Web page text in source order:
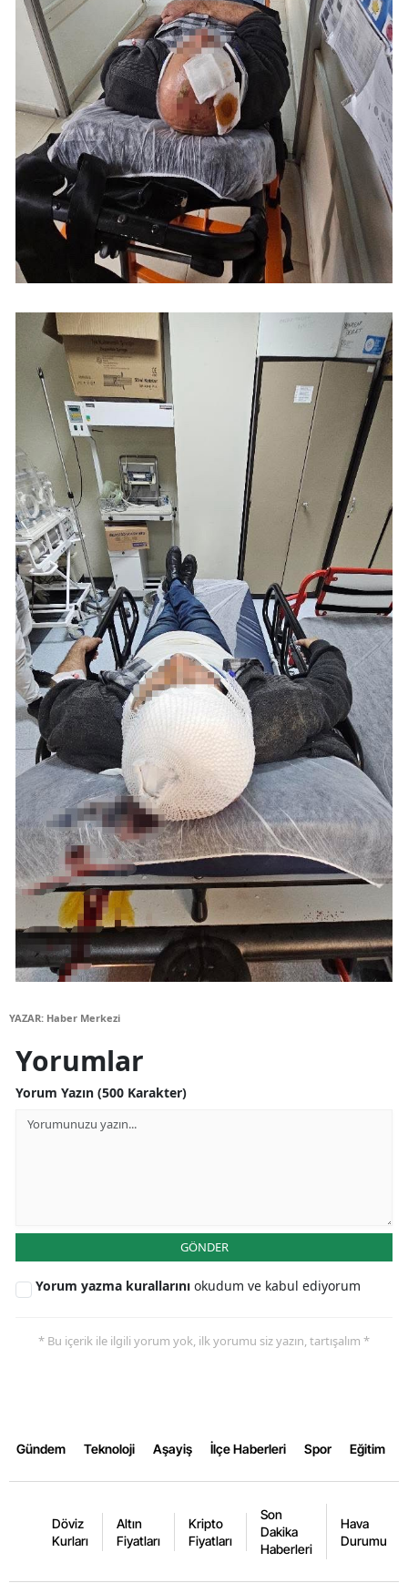
Manisa
Kahramanmaraş
Mardin
Muğla
Muş
Nevşehir
Niğde
Ordu
Rize
Sakarya
Samsun
Sinop
Sivas
Tekirdağ
Tokat
Trabzon
Tunceli
Şanlıurfa
Uşak
Van
Yozgat
Zonguldak
Aksaray
Bayburt
Karaman
Kırıkkale
Kilis
YAZAR: Haber Merkezi
Yorumlar
Yorum Yazın (500 Karakter)
GÖNDER
Yorum yazma kurallarını okudum ve kabul ediyorum
* Bu içerik ile ilgili yorum yok, ilk yorumu siz yazın, tartışalım *
Gündem Teknoloji Aşayiş İlçe Haberleri Spor Eğitim
Döviz
Kurları
Altın
Fiyatları
Kripto
Fiyatları
Son
Dakika
Haberleri
Hava
Durumu